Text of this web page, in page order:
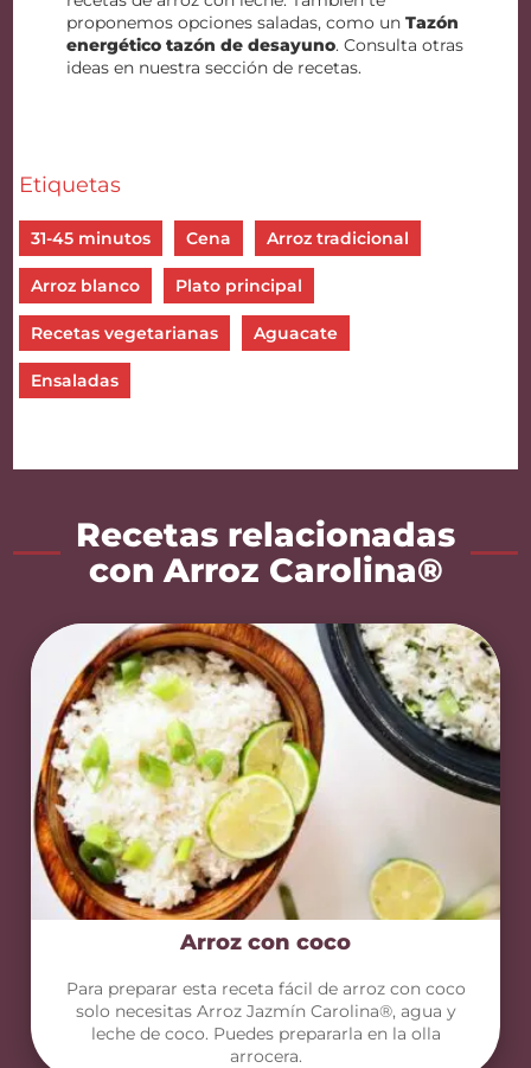
proponemos opciones saladas, como unTazón
energético tazón de desayuno. Consulta otras
ideas en nuestra sección de recetas.
Etiquetas
31-45 minutos Cena Arroz tradicional
Arroz blanco Plato principal
Recetas vegetarianas Aguacate
Ensaladas
Recetas relacionadas
con Arroz Carolina®
Arroz con coco
Para preparar esta receta fácil de arroz con coco
solo necesitas Arroz Jazmín Carolina®, agua y
leche de coco. Puedes prepararla en la olla
arrocera.